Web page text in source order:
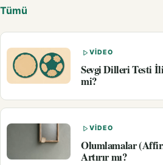
Tümü
VIDEO
Sevgi Dilleri Testi
mi?
VIDEO
Olumlamalar
Artırır mı?